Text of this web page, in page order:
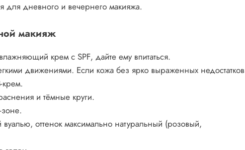
для дневного и вечернего макияжа.
макияж
крем с SPF, дайте ему впитаться.
движениями. Если кожа без ярко выраженных недостатков
крем.
и тёмные круги.
зоне.
оттенок максимально натуральный (розовый,